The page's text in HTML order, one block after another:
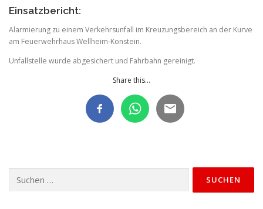
Einsatzbericht:
Alarmierung zu einem Verkehrsunfall im Kreuzungsbereich an der Kurve
am Feuerwehrhaus Wellheim-Konstein.
Unfallstelle wurde abgesichert und Fahrbahn gereinigt.
Share this...
nach: